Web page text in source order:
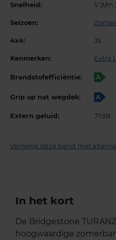
Snelheid: V (t/m
Seizoen:
4x4: Ja
Kenmerken: Extra
Brandstofefficiëntie: A
Grip op nat wegdek: A
Extern geluid: 71dB
Vergelijk deze band met
In het kort
De Bridgestone
hoogwaardige